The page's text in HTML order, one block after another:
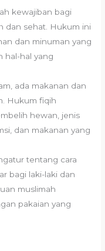
kewajiban bagi
dan sehat. Hukum ini
dan minuman yang
hal-hal yang
ada makanan dan
Hukum fiqih
hewan, jenis
dan makanan yang
tentang cara
bagi laki-laki dan
muslimah
pakaian yang